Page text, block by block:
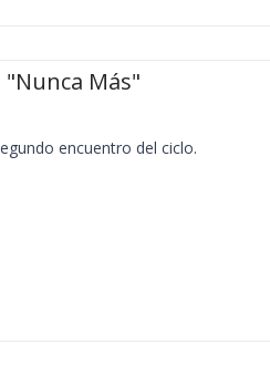
Más"
encuentro del ciclo.